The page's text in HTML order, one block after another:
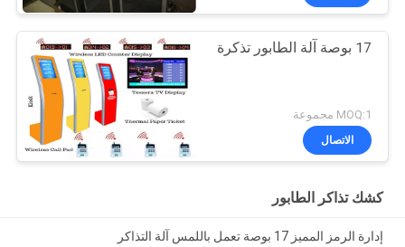
17 بوصة آلة الطابور تذكرة
MOQ:1 مجموعة
الاتصال
كشك تذاكر الطابور
إدارة الرمز المميز 17 بوصة تعمل باللمس آلة التذاكر